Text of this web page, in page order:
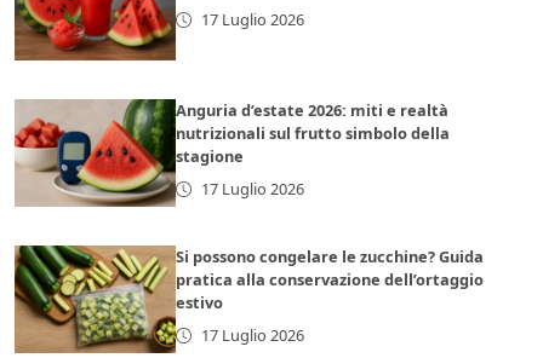
17 Luglio 2026
Anguria d’estate 2026: miti e realtà
nutrizionali sul frutto simbolo della
stagione
17 Luglio 2026
Si possono congelare le zucchine? Guida
pratica alla conservazione dell’ortaggio
estivo
17 Luglio 2026